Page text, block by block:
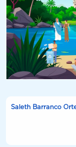
Saleth Barranco